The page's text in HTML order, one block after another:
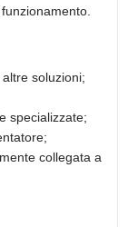
soluzioni;
specializzate;
collegata a